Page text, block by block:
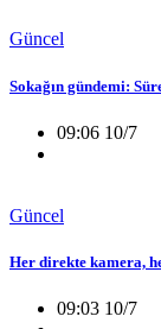
Güncel
Sokağın gündemi:
09:06 10/7
Güncel
Her direkte kamera,
09:03 10/7